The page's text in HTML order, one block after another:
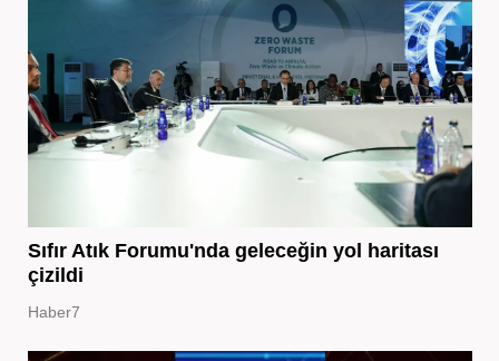
Sıfır Atık Forumu'nda geleceğin yol haritası
çizildi
Haber7